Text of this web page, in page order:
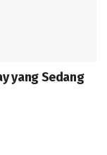
yang Sedang